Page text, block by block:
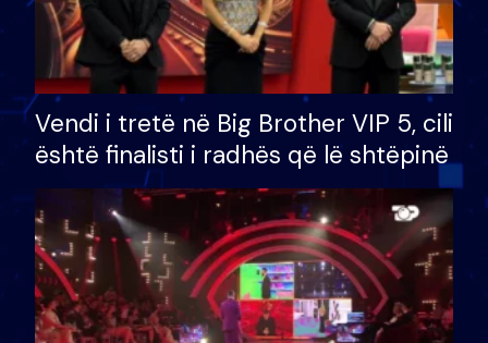
Vendi i tretë në Big Brother VIP 5, cili
është finalisti i radhës që lë shtëpinë